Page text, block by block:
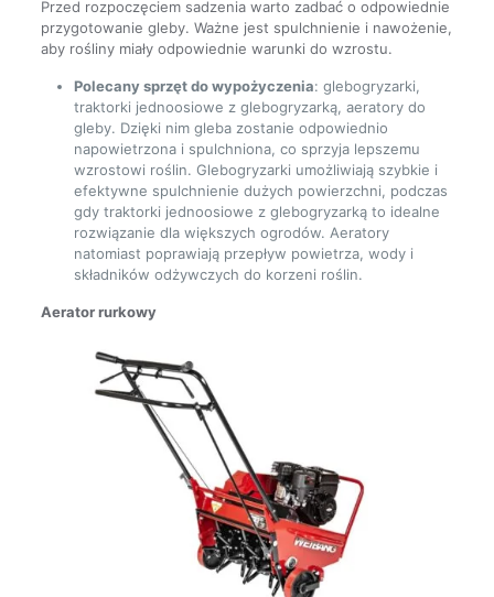
Przed rozpoczęciem sadzenia warto zadbać o odpowiednie
przygotowanie gleby. Ważne jest spulchnienie i nawożenie,
aby rośliny miały odpowiednie warunki do wzrostu.
Polecany sprzęt do wypożyczenia: glebogryzarki,
traktorki jednoosiowe z glebogryzarką, aeratory do
gleby. Dzięki nim gleba zostanie odpowiednio
napowietrzona i spulchniona, co sprzyja lepszemu
wzrostowi roślin. Glebogryzarki umożliwiają szybkie i
efektywne spulchnienie dużych powierzchni, podczas
gdy traktorki jednoosiowe z glebogryzarką to idealne
rozwiązanie dla większych ogrodów. Aeratory
natomiast poprawiają przepływ powietrza, wody i
składników odżywczych do korzeni roślin.
Aerator rurkowy